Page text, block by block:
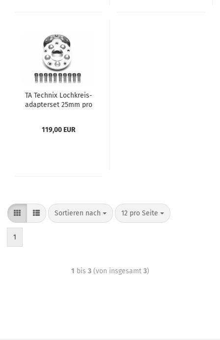
TA Tech­nix Loch­kreis­
ad­ap­ter­set 25mm pro
119,00 EUR
Sortieren nach 12 pro Seite
1
1 bis 3(von insgesamt 3)